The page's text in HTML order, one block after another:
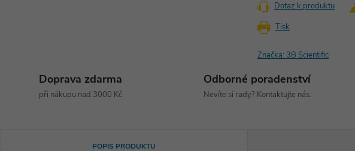
Tisk
Dotaz k produktu
Značka: 3B Scientific
Doprava zdarma
při nákupu nad 3000 Kč
Odborné poradenství
Nevíte si rady? Kontaktujte nás.
POPIS PRODUKTU